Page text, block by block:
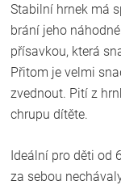
Stabilní hrnek má
brání jeho
přísavkou, která
Přitom je velmi
zvednout. Pití z
chrupu dítěte.
Ideální pro děti od
za sebou